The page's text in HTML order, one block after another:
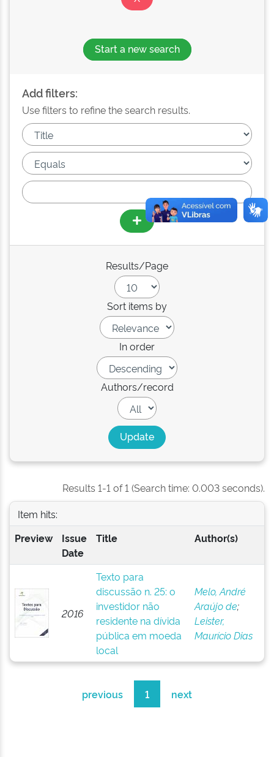
Start a new search
Add filters:
Use filters to refine the search results.
Results/Page
Sort items by
In order
Authors/record
Results 1-1 of 1 (Search time: 0.003 seconds).
Item hits:
Preview
Issue
Date
Title Author(s)
2016
Texto para
discussão n. 25: o
investidor não
residente na dívida
pública em moeda
local
Melo, André
Araújo de;
Leister,
Maurício Dias
previous 1 next